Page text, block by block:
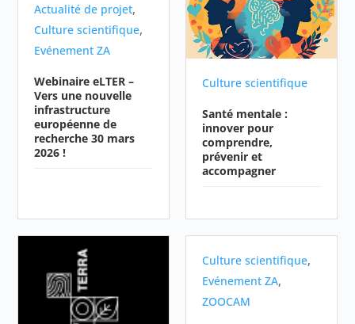
Actualité de projet,
Culture scientifique,
Evénement ZA
Webinaire eLTER –
Vers une nouvelle
infrastructure
européenne de
recherche 30 mars
2026 !
Culture scientifique
Santé mentale :
innover pour
comprendre,
prévenir et
accompagner
Culture scientifique,
Evénement ZA,
ZOOCAM